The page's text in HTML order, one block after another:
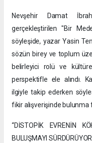
Nevşehir Damat
gerçekleştirilen "Bir
söyleşide, yazar Yasin
sözün birey ve toplum
belirleyici rolü ve
perspektifle ele alındı.
ilgiyle takip ederken
fikir alışverişinde bulunma
“DİSTOPİK EVRENİN
BULUŞMAYI SÜRDÜRÜYOR